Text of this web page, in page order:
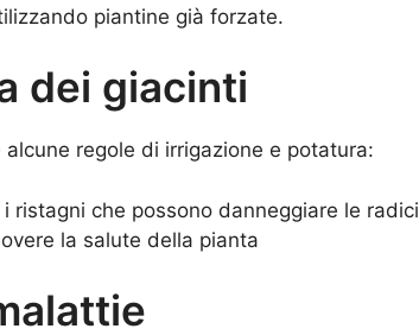
piantine già forzate.
dei giacinti
regole di irrigazione e potatura:
ristagni che possono danneggiare le radici
la salute della pianta